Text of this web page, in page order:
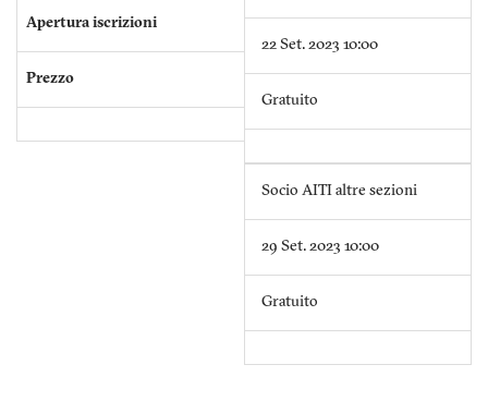
Apertura iscrizioni
Prezzo
22 Set. 2023 10:00
Gratuito
Socio AITI altre sezioni
29 Set. 2023 10:00
Gratuito